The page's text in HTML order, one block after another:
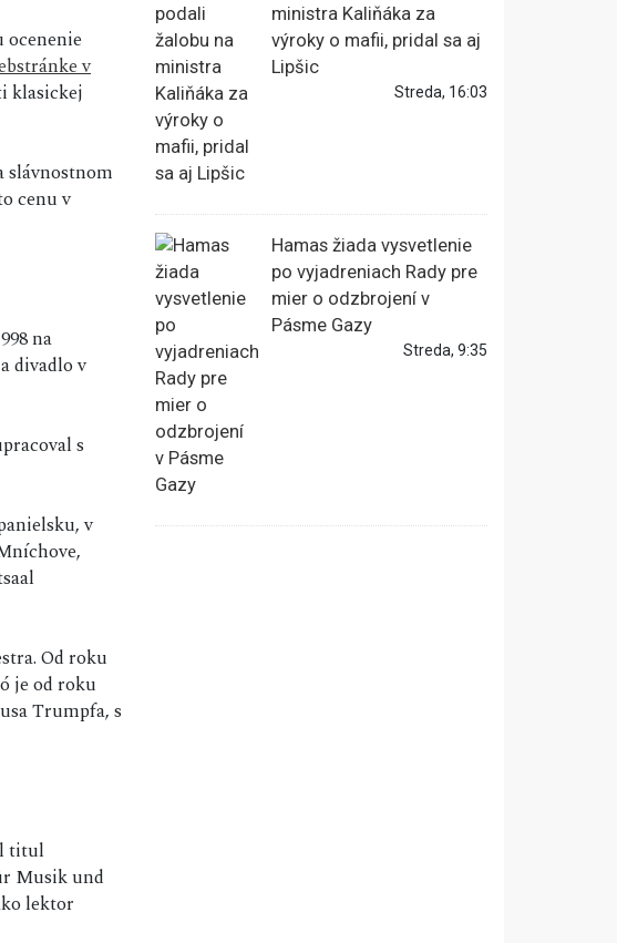
ocenenie
v
klasickej
slávnostnom
cenu v
na
divadlo v
s
v
Od roku
je od roku
Trumpfa, s
titul
Musik und
lektor
ministra Kaliňáka za
výroky o mafii, pridal sa aj
Lipšic
Streda, 16:03
Hamas žiada vysvetlenie
po vyjadreniach Rady pre
mier o odzbrojení v
Pásme Gazy
Streda, 9:35